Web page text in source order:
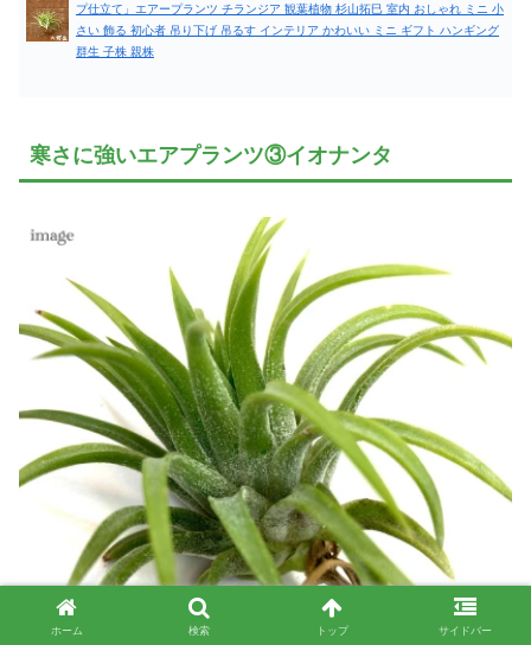
プ仕立て」エアープランツ チランジア 観葉植物 杉山拓巳 室内 おしゃれ ミニ 小
さい 飾る 初心者 吊り下げ 吊るす インテリア かわいい ミニ ギフト ハンギング
群生 子株 親株
寒さに強いエアプランツ③イオナンタ
ホーム 検索 トップ サイドバー